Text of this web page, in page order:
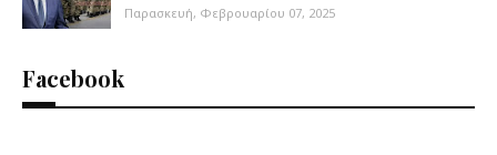
Παρασκευή, Φεβρουαρίου 07, 2025
Facebook